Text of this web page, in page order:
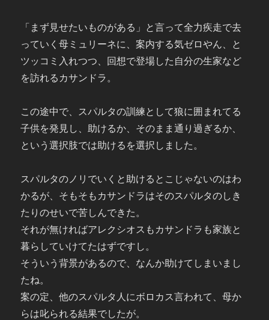
「まず見せたいものがある」と言って全力疾走で去
っていく母ミュリーネに、案内する気ゼロやん、と
ツッコミ入れつつ、回想で登場した自分の生家など
を訪れるカサンドラ。
この途中で、スパルタの訓練として狼に囲まれてる
子供を発見し、助けるか、そのまま通り過ぎるか、
という選択肢では助けるを選択しました。
スパルタのノリでいくと助けるとこじゃないのはわ
かるが、そもそもカサンドラはそのスパルタのしき
たりのせいで苦しんできた。
それが無ければアレクシオスもカサンドラも家族と
暮らしていけてたはずですし。
そういう背景があるので、なんか助けてしまいまし
たね。
案の定、他のスパルタ人にボロカス言われて、母か
らは叱られる結果でしたが。